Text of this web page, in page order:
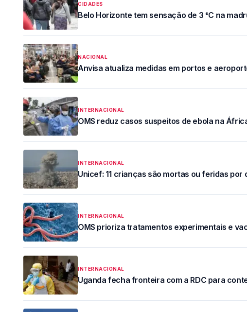
CIDADES
Belo Horizonte tem sensação de 3 °C na
NACIONAL
Anvisa atualiza medidas em portos e
INTERNACIONAL
OMS reduz casos suspeitos de ebola na
INTERNACIONAL
Unicef: 11 crianças são mortas ou feridas
INTERNACIONAL
OMS prioriza tratamentos experimentais e
INTERNACIONAL
Uganda fecha fronteira com a RDC para